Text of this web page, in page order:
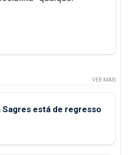
VER MAIS
Sagres está de regresso